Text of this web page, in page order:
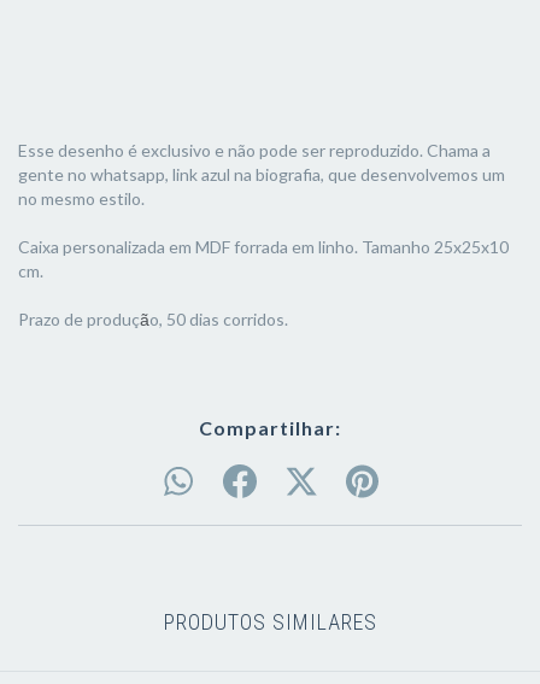
Esse desenho é exclusivo e não pode ser reproduzido. Chama a
gente no whatsapp, link azul na biografia, que desenvolvemos um
no mesmo estilo.
Caixa personalizada em MDF forrada em linho. Tamanho 25x25x10
cm.
Prazo de produção, 50 dias corridos.
Compartilhar:
PRODUTOS SIMILARES